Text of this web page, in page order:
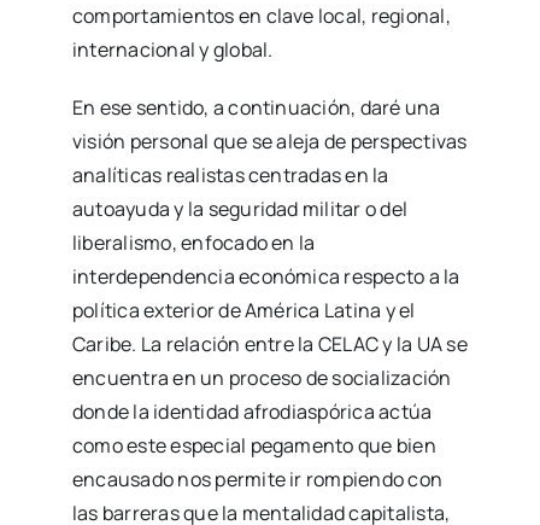
comportamientos en clave local, regional,
internacional y global.
En ese sentido, a continuación, daré una
visión personal que se aleja de perspectivas
analíticas realistas centradas en la
autoayuda y la seguridad militar o del
liberalismo, enfocado en la
interdependencia económica respecto a la
política exterior de América Latina y el
Caribe. La relación entre la CELAC y la UA se
encuentra en un proceso de socialización
donde la identidad afrodiaspórica actúa
como este especial pegamento que bien
encausado nos permite ir rompiendo con
las barreras que la mentalidad capitalista,